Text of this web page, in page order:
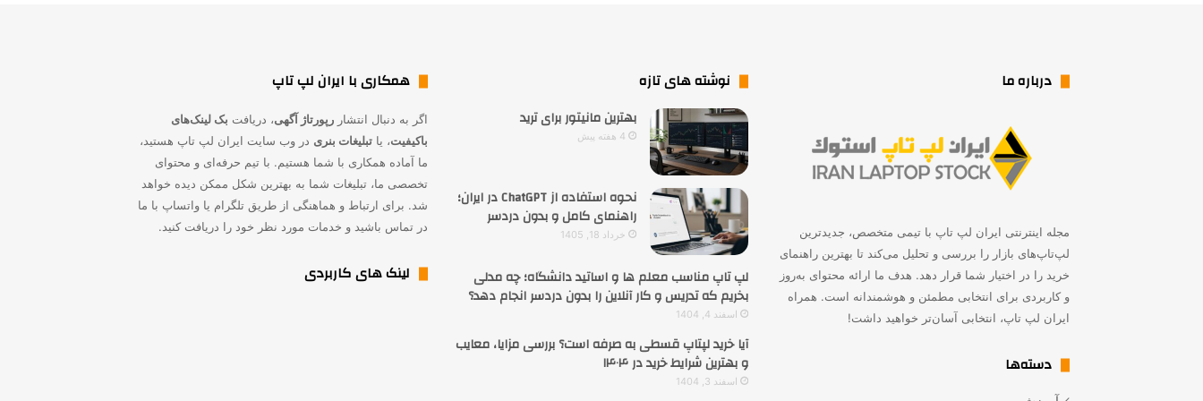
درباره ما
مجله اینترنتی ایران لپ تاپ با تیمی متخصص، جدیدترین
لپ‌تاپ‌های بازار را بررسی و تحلیل می‌کند تا بهترین راهنمای
خرید را در اختیار شما قرار دهد. هدف ما ارائه محتوای به‌روز
و کاربردی برای انتخابی مطمئن و هوشمندانه است. همراه
ایران لپ تاپ، انتخابی آسان‌تر خواهید داشت!
دسته‌ها
نوشته های تازه
بهترین مانیتور برای ترید
4 هفته پیش
نحوه استفاده از ChatGPT در ایران؛
راهنمای کامل و بدون دردسر
خرداد 18, 1405
لپ تاپ مناسب معلم ها و اساتید دانشگاه؛ چه مدلی
بخریم که تدریس و کار آنلاین را بدون دردسر انجام دهد؟
اسفند 4, 1404
آیا خرید لپتاپ قسطی به صرفه است؟ بررسی مزایا، معایب
و بهترین شرایط خرید در ۱۴۰۴
اسفند 3, 1404
همکاری با ایران لپ تاپ
اگر به دنبال انتشاررپورتاژ آگهی، دریافت بک لینک‌های
باکیفیت، یاتبلیغات بنری در وب سایت ایران لپ تاپ هستید،
ما آماده همکاری با شما هستیم. با تیم حرفه‌ای و محتوای
تخصصی ما، تبلیغات شما به بهترین شکل ممکن دیده خواهد
شد. برای ارتباط و هماهنگی از طریق تلگرام یا واتساپ با ما
در تماس باشید و خدمات مورد نظر خود را دریافت کنید.
لینک های کاربردی